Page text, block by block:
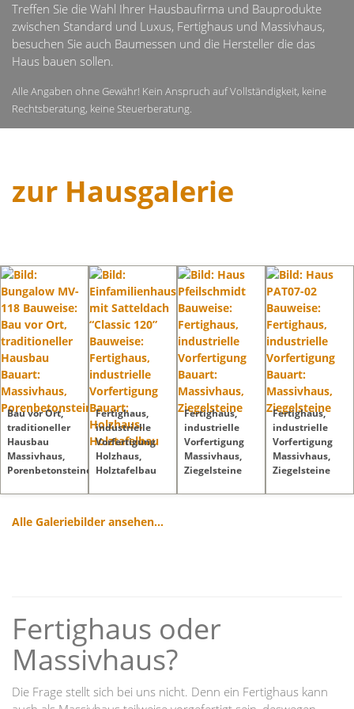
Treffen Sie die Wahl Ihrer Hausbaufirma und Bauprodukte
zwischen Standard und Luxus, Fertighaus und Massivhaus,
besuchen Sie auch Baumessen und die Hersteller die das
Haus bauen sollen.
Alle Angaben ohne Gewähr! Kein Anspruch auf Vollständigkeit, keine
Rechtsberatung, keine Steuerberatung.
zur Hausgalerie
Bau vor Ort,
traditioneller
Hausbau
Massivhaus,
Porenbetonsteine
Fertighaus,
industrielle
Vorfertigung
Holzhaus,
Holztafelbau
Fertighaus,
industrielle
Vorfertigung
Massivhaus,
Ziegelsteine
Fertighaus,
industrielle
Vorfertigung
Massivhaus,
Ziegelsteine
Alle Galeriebilder ansehen...
Fertighaus oder
Massivhaus?
Die Frage stellt sich bei uns nicht. Denn ein Fertighaus kann